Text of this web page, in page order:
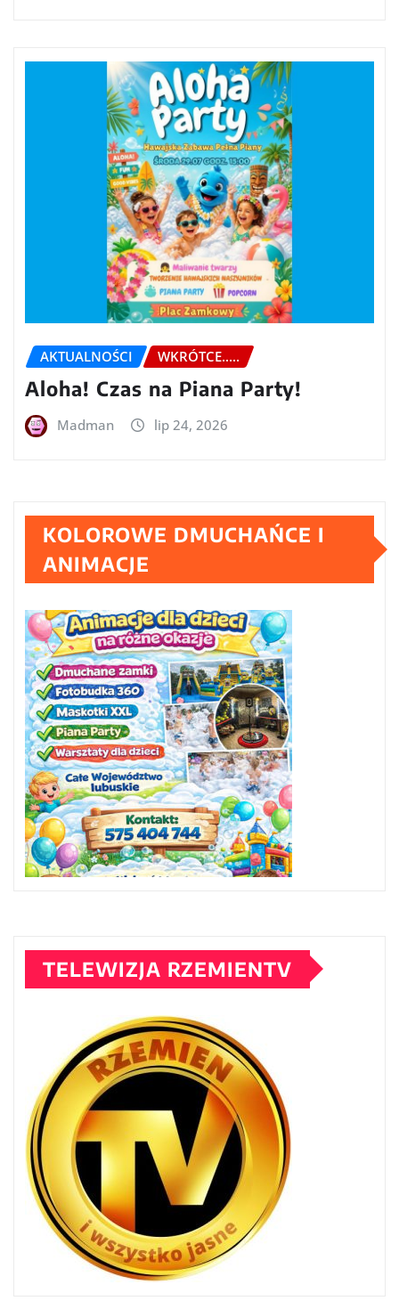
AKTUALNOŚCI WKRÓTCE.....
Aloha! Czas na Piana Party!
Madman lip 24, 2026
KOLOROWE DMUCHAŃCE I
ANIMACJE
TELEWIZJA RZEMIENTV